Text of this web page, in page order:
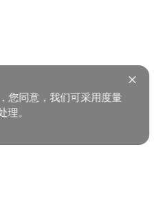
您同意，我们可采用度量
理。